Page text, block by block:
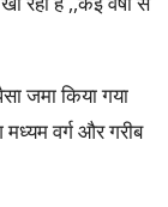
जमा किया गया
वर्ग और गरीब